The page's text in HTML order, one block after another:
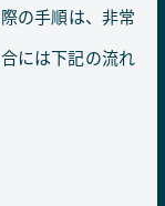
の手順は、非常
には下記の流れ